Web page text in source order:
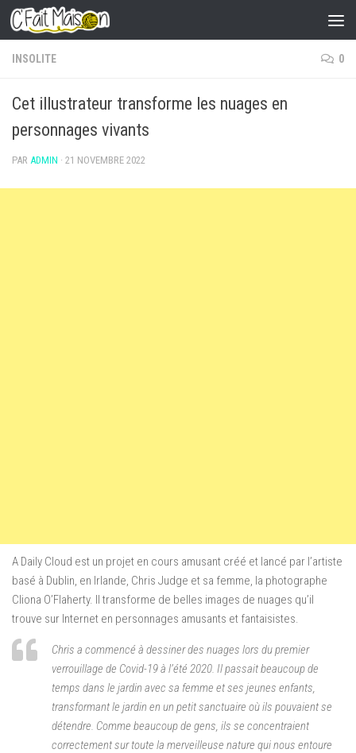
Skip to content
INSOLITE 0
Cet illustrateur transforme les nuages en
personnages vivants
PAR ADMIN · 21 NOVEMBRE 2022
A Daily Cloud est un projet en cours amusant créé et lancé par l’artiste
basé à Dublin, en Irlande, Chris Judge et sa femme, la photographe
Cliona O’Flaherty. Il transforme de belles images de nuages ​​qu’il
trouve sur Internet en personnages amusants et fantaisistes.
Chris a commencé à dessiner des nuages ​​​​lors du premier
verrouillage de Covid-19 à l’été 2020. Il passait beaucoup de
temps dans le jardin avec sa femme et ses jeunes enfants,
transformant le jardin en un petit sanctuaire où ils pouvaient se
détendre. Comme beaucoup de gens, ils se concentraient
correctement sur toute la merveilleuse nature qui nous entoure